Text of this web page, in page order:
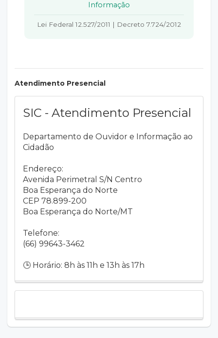
Informação
Lei Federal 12.527/2011 | Decreto 7.724/2012
Atendimento Presencial
SIC - Atendimento Presencial
Departamento de Ouvidor e Informação ao
Cidadão
Endereço:
Avenida Perimetral S/N Centro
Boa Esperança do Norte
CEP 78.899-200
Boa Esperança do Norte/MT
Telefone:
(66) 99643-3462
🕒 Horário: 8h às 11h e 13h às 17h